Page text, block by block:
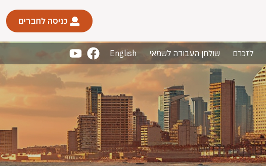
כניסה לחברים
לזכרם שולחן העבודה לשמאי English